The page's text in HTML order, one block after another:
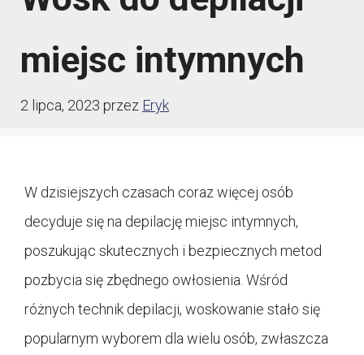
miejsc intymnych
2 lipca, 2023 przez Eryk
W dzisiejszych czasach coraz więcej osób
decyduje się na depilację miejsc intymnych,
poszukując skutecznych i bezpiecznych metod
pozbycia się zbędnego owłosienia. Wśród
różnych technik depilacji, woskowanie stało się
popularnym wyborem dla wielu osób, zwłaszcza